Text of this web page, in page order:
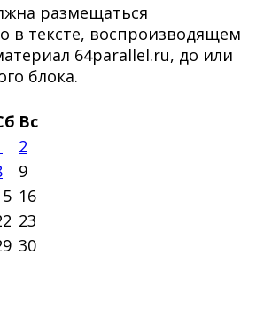
размещаться
в тексте, воспроизводящем
64parallel.ru, до или
блока.
Вс
2
9
16
23
30